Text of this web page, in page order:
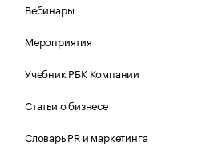
Вебинары
Мероприятия
Учебник РБК Компании
Статьи о бизнесе
Словарь PR и маркетинга